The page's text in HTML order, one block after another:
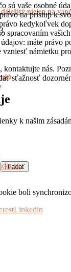
nielen na
Hľadať
sú vaše osobné
na prístup k
kedykoľvek
spracovaním
máte právo
vzniesť námietku
nás.
sťažnosť
k našim
boli
Linkedin